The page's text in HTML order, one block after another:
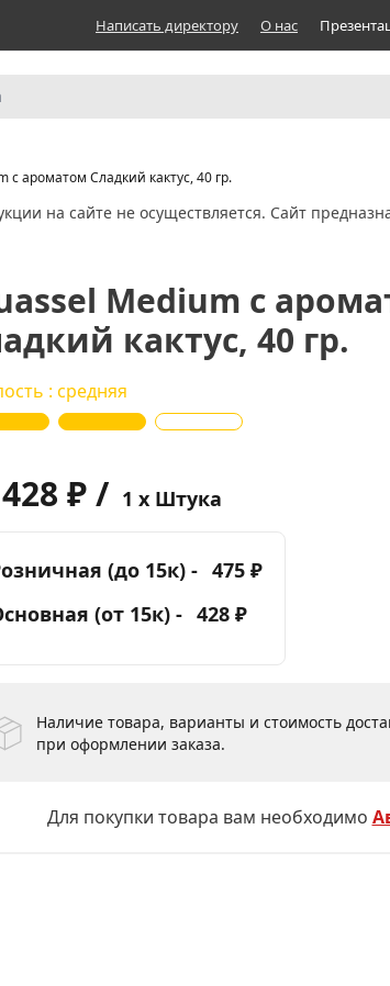
Написать директору О нас
с ароматом Сладкий кактус, 40 гр.
на сайте не осуществляется. Сайт
Medium с
кактус, 40 гр.
: средняя
428 ₽ / 1 x Штука
(до 15к) - 475 ₽
(от 15к) - 428 ₽
Наличие товара, варианты и стоимость
при оформлении заказа.
Для покупки товара вам необходимо